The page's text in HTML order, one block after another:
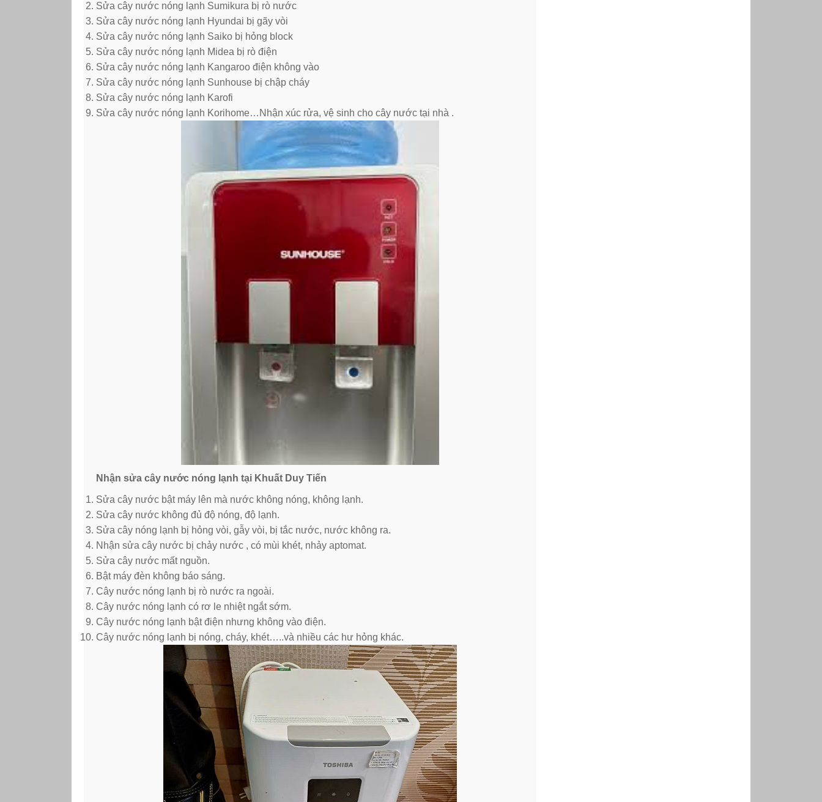
Sửa cây nước nóng lạnh Sumikura bị rò nước
Sửa cây nước nóng lạnh Hyundai bị gãy vòi
Sửa cây nước nóng lạnh Saiko bị hỏng block
Sửa cây nước nóng lạnh Midea bị rò điện
Sửa cây nước nóng lạnh Kangaroo điện không vào
Sửa cây nước nóng lạnh Sunhouse bị chập cháy
Sửa cây nước nóng lạnh Karofi
Sửa cây nước nóng lạnh Korihome…Nhận xúc rửa, vệ sinh cho cây nước tại nhà .
Nhận sửa cây nước nóng lạnh tại Khuất Duy Tiến
Sửa cây nước bật máy lên mà nước không nóng, không lạnh.
Sửa cây nước không đủ độ nóng, độ lạnh.
Sửa cây nóng lạnh bị hỏng vòi, gẫy vòi, bị tắc nước, nước không ra.
Nhận sửa cây nước bị chảy nước , có mùi khét, nhảy aptomat.
Sửa cây nước mất nguồn.
Bật máy đèn không báo sáng.
Cây nước nóng lạnh bị rò nước ra ngoài.
Cây nước nóng lạnh có rơ le nhiệt ngắt sớm.
Cây nước nóng lạnh bật điện nhưng không vào điện.
Cây nước nóng lạnh bị nóng, cháy, khét…..và nhiều các hư hỏng khác.